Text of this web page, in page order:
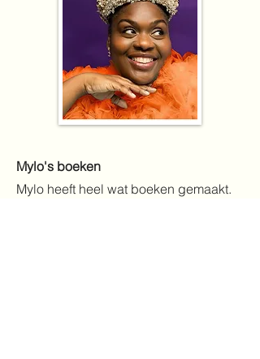
Mylo's boeken
Mylo heeft heel wat boeken gemaakt.